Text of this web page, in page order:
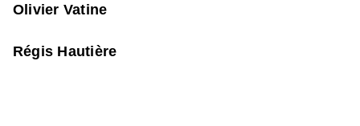
Olivier Vatine
Régis Hautière